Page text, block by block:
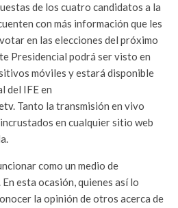
de los cuatro candidatos a la
con más información que les
en las elecciones del próximo
Presidencial podrá ser visto en
móviles y estará disponible
del IFE en
. Tanto la transmisión en vivo
en cualquier sitio web
como un medio de
esta ocasión, quienes así lo
la opinión de otros acerca de